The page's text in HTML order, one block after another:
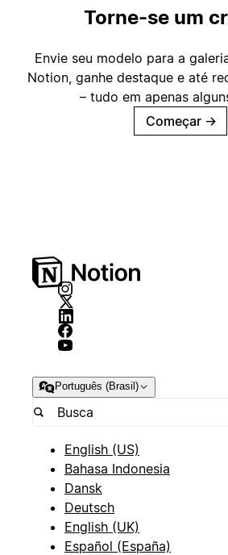
Torne-se um
Envie seu modelo para a
Notion, ganhe destaque e até
– tudo em apenas
Começar →
Português (Brasil)
English (US)
Bahasa Indonesia
Dansk
Deutsch
English (UK)
Español (España)